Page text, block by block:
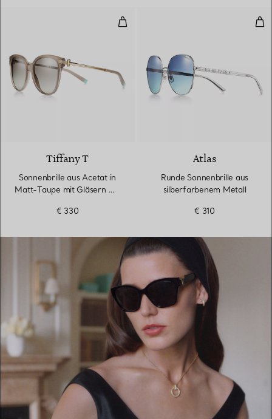
Sonnenbrille aus Acetat in
Tiffany T
Sonnenbrille aus Acetat in
Matt-Taupe mit Gläsern mit
€ 330
Atlas
Runde Sonnenbrille aus
silberfarbenem Metall
€ 310